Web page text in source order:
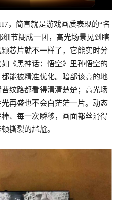
，简直就是游戏画质表现的“名
细节糊成一团，高光场景晃到瞎
芯片就不一样了，它能实时分
《黑神话：悟空》里孙悟空的
能被精准优化。暗部该亮的地
纹路都看得清清楚楚；高光场
再盛也不会白茫茫一片。动态
、每一次瞬移，画面都丝滑得
撕裂的尴尬。